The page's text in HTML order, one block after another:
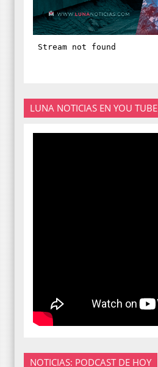
LUNA NOTICIAS EN YOU TUBE
NOTICIAS: PODCAST DE HOY